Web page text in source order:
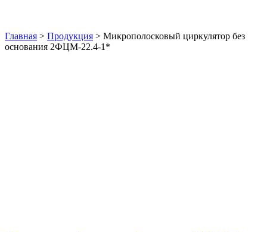
Главная > Продукция > Микрополосковый циркулятор без
основания 2ФЦМ-22.4-1*